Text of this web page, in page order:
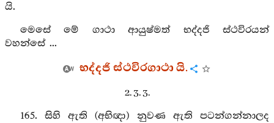
යි.
මෙසේ මේ ගාථා ආයුෂ්මත් භද්දජි ස්ථවිරයන්
වහන්සේ ...
භද්දජි ස්ථවිරගාථා යි.
2. 3. 3.
165. සිහි ඇති (අභිඥා) නුවණ ඇති පටන්ගන්නාලද